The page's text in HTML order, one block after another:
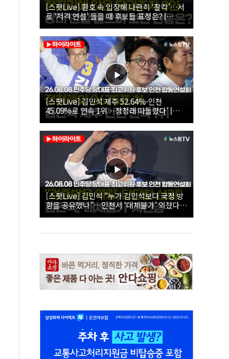
[스팟Live] 환호 속 입장해 나란히 ‘찰칵’…서
로 ‘저격 연설’ 들을 때 후보들 표정은? |
26.08.08 더불어민주당 당대표·최고위원 후
보 인천 합동연설회
[스팟Live] 김민석 제주 52.64%·인천
45.09%로 연속 1위…정청래 따돌렸다’ |
26.08.08 더불어민주당 당대표·최고위원 후
보 인천 합동연설회
[스팟Live] 김민석 “누가 김민석보다 국정 방
향을 공유했나”…인천서 ‘대체불가’ 외쳤다 |
26.08.08 더불어민주당 당대표·최고위원 후